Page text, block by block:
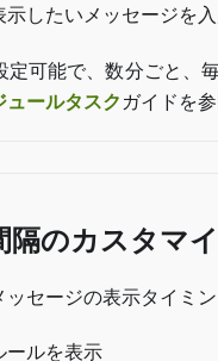
したいメッセージを入
可能で、数分ごと、
ュールタスクガイドを
隔のカスタマ
セージの表示タイミ
ールを表示